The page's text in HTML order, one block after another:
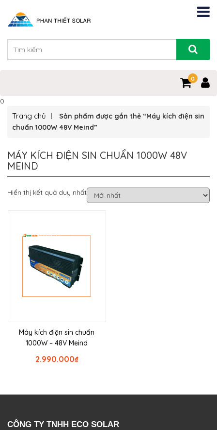
0
0
Trang chủ
Sản phẩm được gắn thẻ “Máy kích điện sin
chuẩn 1000W 48V Meind”
MÁY KÍCH ĐIỆN SIN CHUẨN 1000W 48V
MEIND
Hiển thị kết quả duy nhất
Máy kích điện sin chuẩn
1000W – 48V Meind
₫
2.990.000
CÔNG TY TNHH ECO SOLAR